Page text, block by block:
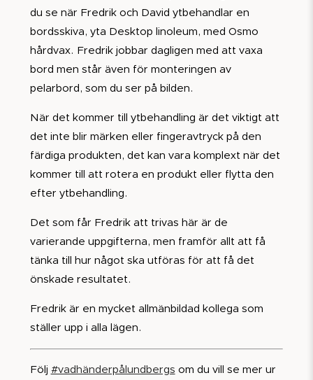
du se när Fredrik och David ytbehandlar en
bordsskiva, yta Desktop linoleum, med Osmo
hårdvax. Fredrik jobbar dagligen med att vaxa
bord men står även för monteringen av
pelarbord, som du ser på bilden.
När det kommer till ytbehandling är det viktigt att
det inte blir märken eller fingeravtryck på den
färdiga produkten, det kan vara komplext när det
kommer till att rotera en produkt eller flytta den
efter ytbehandling.
Det som får Fredrik att trivas här är de
varierande uppgifterna, men framför allt att få
tänka till hur något ska utföras för att få det
önskade resultatet.
Fredrik är en mycket allmänbildad kollega som
ställer upp i alla lägen.
Följ #vadhänderpålundbergs om du vill se mer ur